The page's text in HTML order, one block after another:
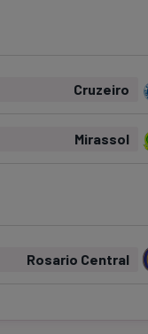
Cruzeiro
Mirassol
Rosario Central